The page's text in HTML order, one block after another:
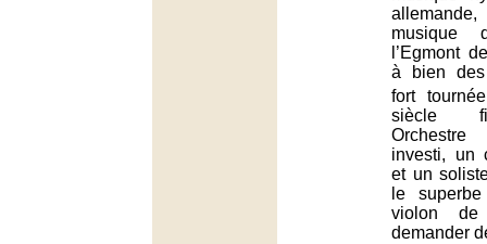
musique
l’Egmont
à bien des
fort
siècle
investi, un
et un
le
violon de
demander